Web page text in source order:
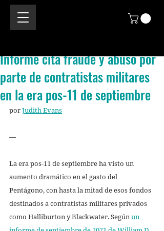
Informe cita fraude y abuso por
parte de contratistas militares
en la era pos-11 de septiembre
por Judith Evans
—
La era pos-11 de septiembre ha visto un
aumento dramático en el gasto del
Pentágono, con hasta la mitad de esos fondos
destinados a contratistas militares privados
como Halliburton y Blackwater. Según un